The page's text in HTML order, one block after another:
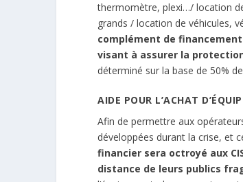
thermomètre, plexi…/ location
grands / location de véhicules,
complément de
visant à assurer la
déterminé sur la base de 50%
AIDE POUR L’ACHAT
Afin de permettre aux
développées durant la crise, et
financier sera octroyé aux
distance de leurs publics